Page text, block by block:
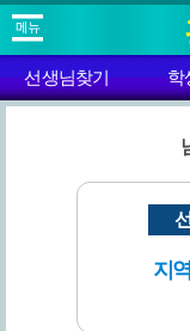
선생님찾기 학
지